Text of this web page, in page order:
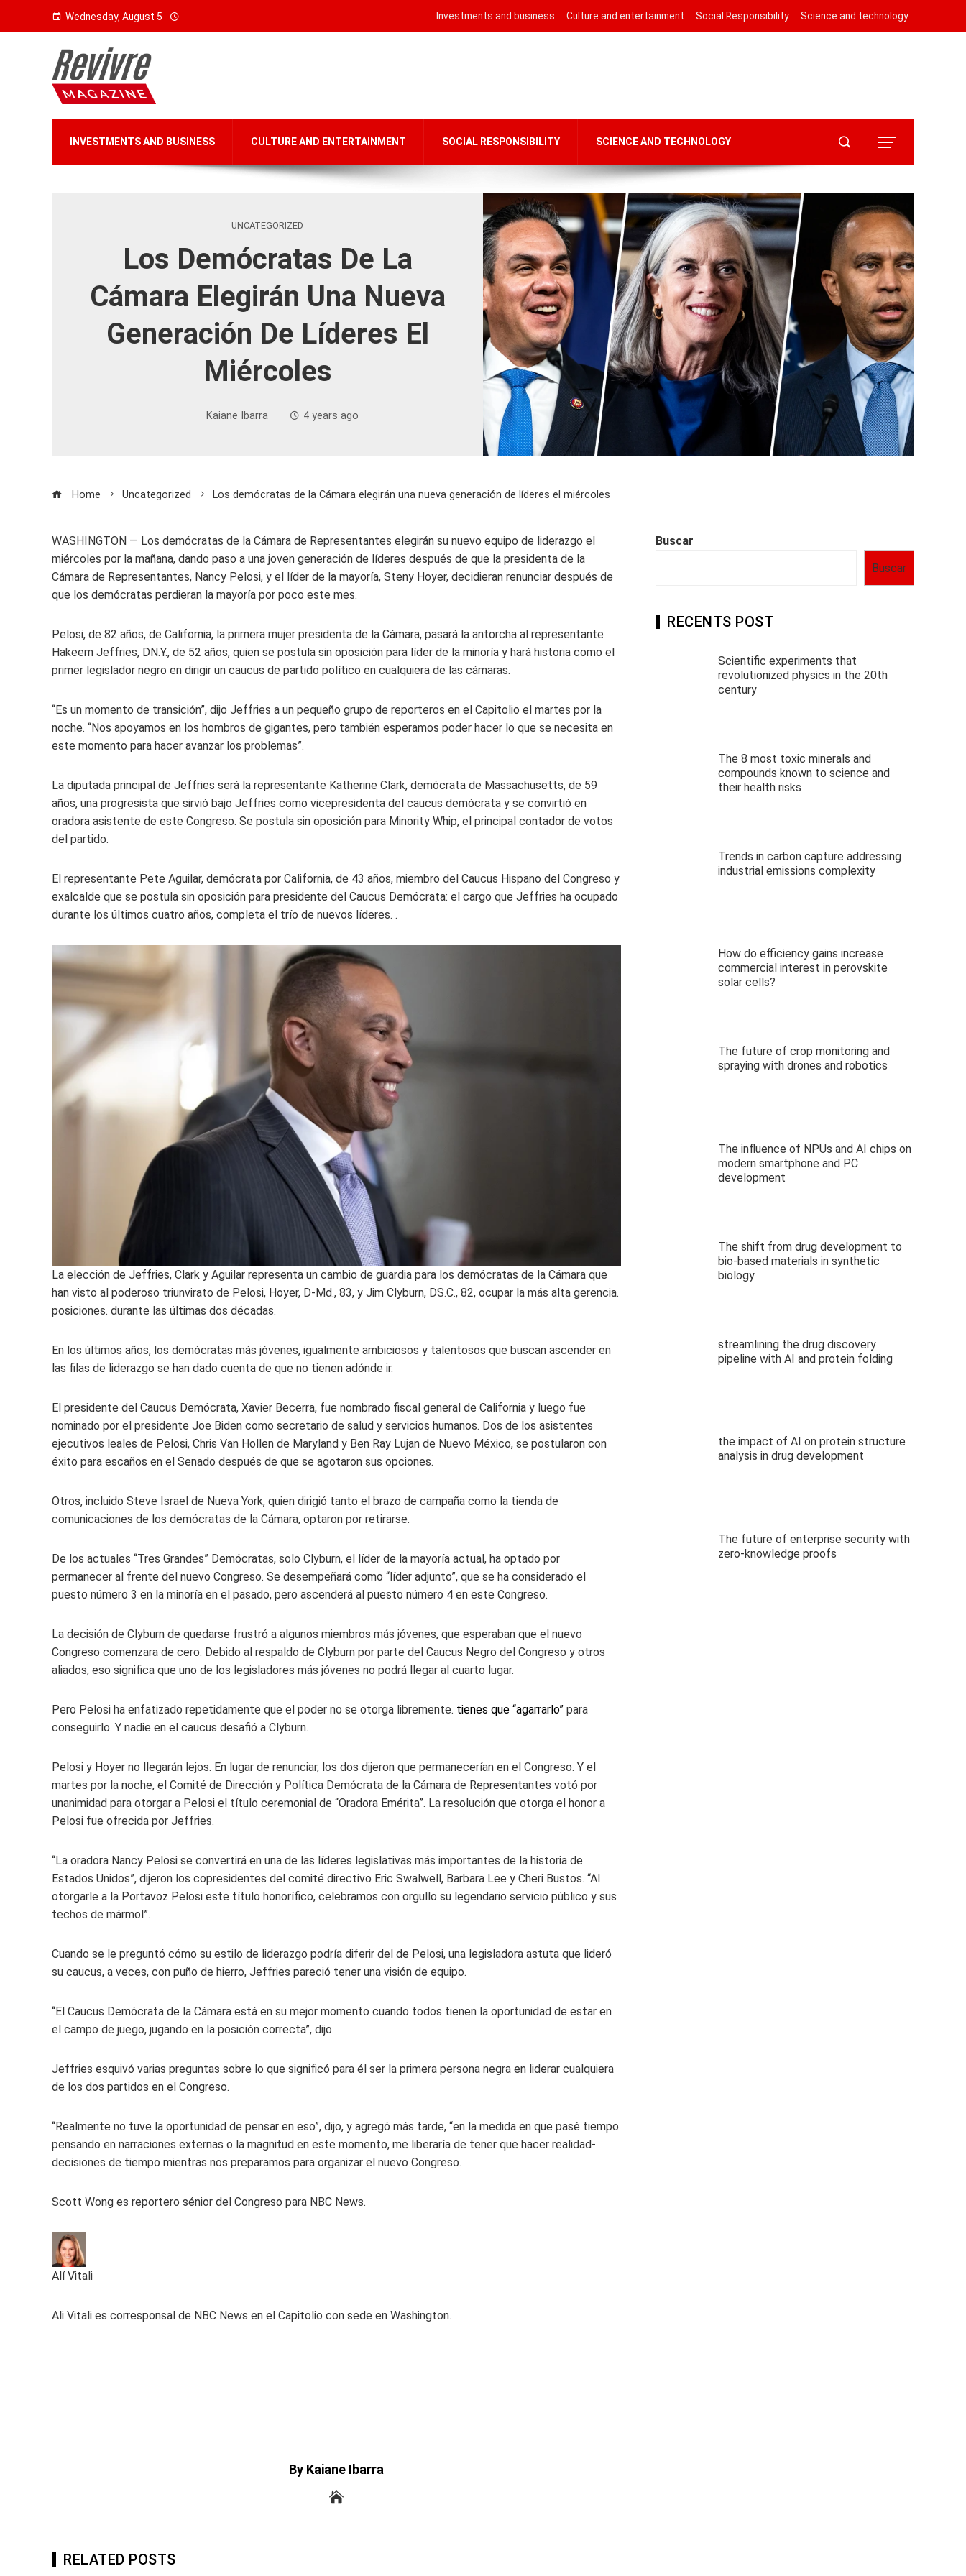
Wednesday, August 5 Investments and business Culture and entertainment Social Responsibility Science and technology
INVESTMENTS AND BUSINESS CULTURE AND ENTERTAINMENT SOCIAL RESPONSIBILITY SCIENCE AND TECHNOLOGY
UNCATEGORIZED
Los Demócratas De La
Cámara Elegirán Una Nueva
Generación De Líderes El
Miércoles
Kaiane Ibarra 4 years ago
Home Uncategorized Los demócratas de la Cámara elegirán una nueva generación de líderes el miércoles
WASHINGTON — Los demócratas de la Cámara de Representantes elegirán su nuevo equipo de liderazgo el
miércoles por la mañana, dando paso a una joven generación de líderes después de que la presidenta de la
Cámara de Representantes, Nancy Pelosi, y el líder de la mayoría, Steny Hoyer, decidieran renunciar después de
que los demócratas perdieran la mayoría por poco este mes.
Pelosi, de 82 años, de California, la primera mujer presidenta de la Cámara, pasará la antorcha al representante
Hakeem Jeffries, DN.Y., de 52 años, quien se postula sin oposición para líder de la minoría y hará historia como el
primer legislador negro en dirigir un caucus de partido político en cualquiera de las cámaras.
“Es un momento de transición”, dijo Jeffries a un pequeño grupo de reporteros en el Capitolio el martes por la
noche. “Nos apoyamos en los hombros de gigantes, pero también esperamos poder hacer lo que se necesita en
este momento para hacer avanzar los problemas”.
La diputada principal de Jeffries será la representante Katherine Clark, demócrata de Massachusetts, de 59
años, una progresista que sirvió bajo Jeffries como vicepresidenta del caucus demócrata y se convirtió en
oradora asistente de este Congreso. Se postula sin oposición para Minority Whip, el principal contador de votos
del partido.
El representante Pete Aguilar, demócrata por California, de 43 años, miembro del Caucus Hispano del Congreso y
exalcalde que se postula sin oposición para presidente del Caucus Demócrata: el cargo que Jeffries ha ocupado
durante los últimos cuatro años, completa el trío de nuevos líderes. .
La elección de Jeffries, Clark y Aguilar representa un cambio de guardia para los demócratas de la Cámara que
han visto al poderoso triunvirato de Pelosi, Hoyer, D-Md., 83, y Jim Clyburn, DS.C., 82, ocupar la más alta gerencia.
posiciones. durante las últimas dos décadas.
En los últimos años, los demócratas más jóvenes, igualmente ambiciosos y talentosos que buscan ascender en
las filas de liderazgo se han dado cuenta de que no tienen adónde ir.
El presidente del Caucus Demócrata, Xavier Becerra, fue nombrado fiscal general de California y luego fue
nominado por el presidente Joe Biden como secretario de salud y servicios humanos. Dos de los asistentes
ejecutivos leales de Pelosi, Chris Van Hollen de Maryland y Ben Ray Lujan de Nuevo México, se postularon con
éxito para escaños en el Senado después de que se agotaron sus opciones.
Otros, incluido Steve Israel de Nueva York, quien dirigió tanto el brazo de campaña como la tienda de
comunicaciones de los demócratas de la Cámara, optaron por retirarse.
De los actuales “Tres Grandes” Demócratas, solo Clyburn, el líder de la mayoría actual, ha optado por
permanecer al frente del nuevo Congreso. Se desempeñará como “líder adjunto”, que se ha considerado el
puesto número 3 en la minoría en el pasado, pero ascenderá al puesto número 4 en este Congreso.
La decisión de Clyburn de quedarse frustró a algunos miembros más jóvenes, que esperaban que el nuevo
Congreso comenzara de cero. Debido al respaldo de Clyburn por parte del Caucus Negro del Congreso y otros
aliados, eso significa que uno de los legisladores más jóvenes no podrá llegar al cuarto lugar.
Pero Pelosi ha enfatizado repetidamente que el poder no se otorga libremente. tienes que “agarrarlo” para
conseguirlo. Y nadie en el caucus desafió a Clyburn.
Pelosi y Hoyer no llegarán lejos. En lugar de renunciar, los dos dijeron que permanecerían en el Congreso. Y el
martes por la noche, el Comité de Dirección y Política Demócrata de la Cámara de Representantes votó por
unanimidad para otorgar a Pelosi el título ceremonial de “Oradora Emérita”. La resolución que otorga el honor a
Pelosi fue ofrecida por Jeffries.
“La oradora Nancy Pelosi se convertirá en una de las líderes legislativas más importantes de la historia de
Estados Unidos”, dijeron los copresidentes del comité directivo Eric Swalwell, Barbara Lee y Cheri Bustos. “Al
otorgarle a la Portavoz Pelosi este título honorífico, celebramos con orgullo su legendario servicio público y sus
techos de mármol”.
Cuando se le preguntó cómo su estilo de liderazgo podría diferir del de Pelosi, una legisladora astuta que lideró
su caucus, a veces, con puño de hierro, Jeffries pareció tener una visión de equipo.
“El Caucus Demócrata de la Cámara está en su mejor momento cuando todos tienen la oportunidad de estar en
el campo de juego, jugando en la posición correcta”, dijo.
Jeffries esquivó varias preguntas sobre lo que significó para él ser la primera persona negra en liderar cualquiera
de los dos partidos en el Congreso.
“Realmente no tuve la oportunidad de pensar en eso”, dijo, y agregó más tarde, “en la medida en que pasé tiempo
pensando en narraciones externas o la magnitud en este momento, me liberaría de tener que hacer realidad-
decisiones de tiempo mientras nos preparamos para organizar el nuevo Congreso.
Scott Wong es reportero sénior del Congreso para NBC News.
Alí Vitali
Ali Vitali es corresponsal de NBC News en el Capitolio con sede en Washington.
By Kaiane Ibarra
RELATED POSTS
Buscar
Buscar
RECENTS POST
Scientific experiments that
revolutionized physics in the 20th
century
The 8 most toxic minerals and
compounds known to science and
their health risks
Trends in carbon capture addressing
industrial emissions complexity
How do efficiency gains increase
commercial interest in perovskite
solar cells?
The future of crop monitoring and
spraying with drones and robotics
The influence of NPUs and AI chips on
modern smartphone and PC
development
The shift from drug development to
bio-based materials in synthetic
biology
streamlining the drug discovery
pipeline with AI and protein folding
the impact of AI on protein structure
analysis in drug development
The future of enterprise security with
zero-knowledge proofs